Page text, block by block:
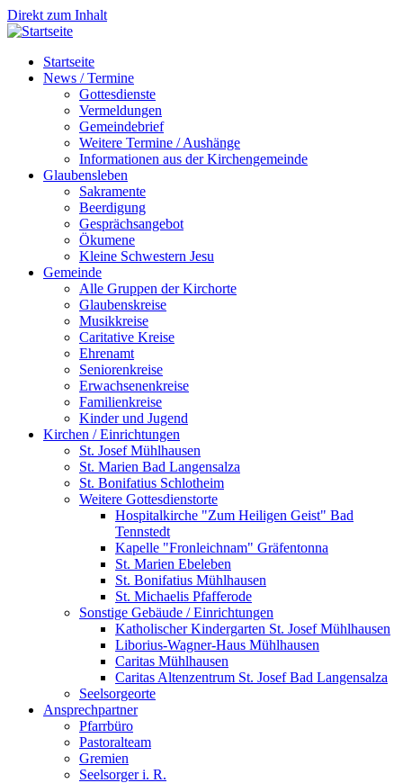
Direkt zum Inhalt
Startseite
News / Termine
Gottesdienste
Vermeldungen
Gemeindebrief
Weitere Termine / Aushänge
Informationen aus der Kirchengemeinde
Glaubensleben
Sakramente
Beerdigung
Gesprächsangebot
Ökumene
Kleine Schwestern Jesu
Gemeinde
Alle Gruppen der Kirchorte
Glaubenskreise
Musikkreise
Caritative Kreise
Ehrenamt
Seniorenkreise
Erwachsenenkreise
Familienkreise
Kinder und Jugend
Kirchen / Einrichtungen
St. Josef Mühlhausen
St. Marien Bad Langensalza
St. Bonifatius Schlotheim
Weitere Gottesdienstorte
Hospitalkirche "Zum Heiligen Geist" Bad
Tennstedt
Kapelle "Fronleichnam" Gräfentonna
St. Marien Ebeleben
St. Bonifatius Mühlhausen
St. Michaelis Pfafferode
Sonstige Gebäude / Einrichtungen
Katholischer Kindergarten St. Josef Mühlhausen
Liborius-Wagner-Haus Mühlhausen
Caritas Mühlhausen
Caritas Altenzentrum St. Josef Bad Langensalza
Seelsorgeorte
Ansprechpartner
Pfarrbüro
Pastoralteam
Gremien
Seelsorger i. R.